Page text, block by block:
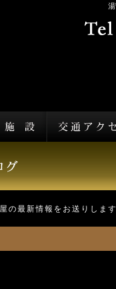
の最新情報をお送りします